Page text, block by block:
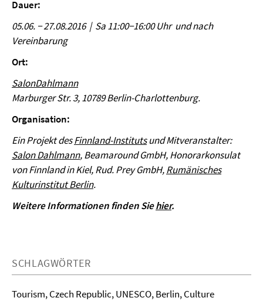
Dauer:
05.06. − 27.08.2016 | Sa 11:00−16:00 Uhr und nach
Vereinbarung
Ort:
SalonDahlmann
Marburger Str. 3, 10789 Berlin-Charlottenburg.
Organisation:
Ein Projekt desFinnland-Institutsund Mitveranstalter:
Salon Dahlmann, Beamaround GmbH, Honorarkonsulat
von Finnland in Kiel, Rud. Prey GmbH,Rumänisches
Kulturinstitut Berlin.
Weitere Informationen finden Siehier.
SCHLAGWÖRTER
Tourism, Czech Republic, UNESCO, Berlin, Culture